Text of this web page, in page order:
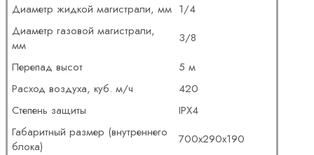
Диаметр жидкой магистрали, мм 1/4
Диаметр газовой магистрали,
мм
3/8
Перепад высот
5 м
Расход воздуха, куб. м/ч
420
Степень защиты
IPX4
Габаритный размер (внутреннего
блока)
700x290x190